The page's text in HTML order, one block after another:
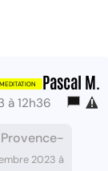
Pascal M.
à 12h36
2023 à